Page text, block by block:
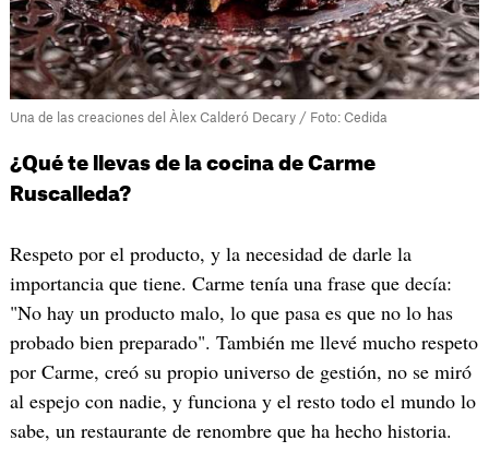
Una de las creaciones del Àlex Calderó Decary / Foto: Cedida
¿Qué te llevas de la cocina de Carme
Ruscalleda?
Respeto por el producto, y la necesidad de darle la
importancia que tiene. Carme tenía una frase que decía:
"No hay un producto malo, lo que pasa es que no lo has
probado bien preparado". También me llevé mucho respeto
por Carme, creó su propio universo de gestión, no se miró
al espejo con nadie, y funciona y el resto todo el mundo lo
sabe, un restaurante de renombre que ha hecho historia.